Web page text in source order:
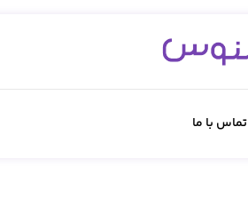
تماس با ما